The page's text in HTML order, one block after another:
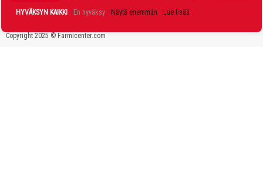
e
Copyright 2025 © Farmicenter.com
HYVÄKSYN KAIKKI En hyväksy Näytä enemmän Lue lisää